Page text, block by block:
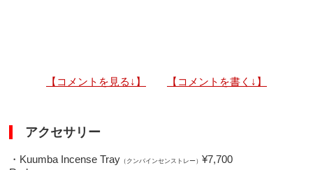
【コメントを見る↓】 【コメントを書く↓】
アクセサリー
・Kuumba Incense Tray （クンバインセンストレー）¥7,700